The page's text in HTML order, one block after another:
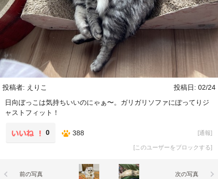
投稿者: えりこ
投稿日: 02/24
日向ぼっこは気持ちいいのにゃぁ〜。ガリガリソファにぽってりジ
ャストフィット！
0 388 [通報]
[このユーザーをブロックする]
前の写真 次の写真